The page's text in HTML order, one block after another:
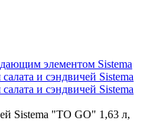
Sistema "TO GO" 1,63 л,